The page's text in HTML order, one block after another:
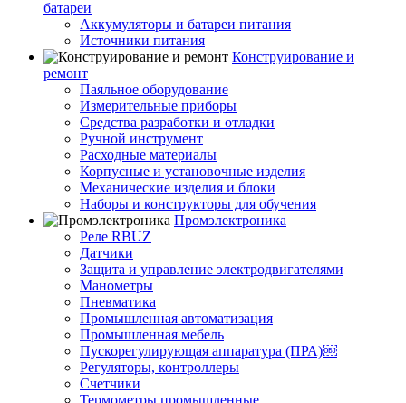
батареи
Аккумуляторы и батареи питания
Источники питания
Конструирование и
ремонт
Паяльное оборудование
Измерительные приборы
Средства разработки и отладки
Ручной инструмент
Расходные материалы
Корпусные и установочные изделия
Механические изделия и блоки
Наборы и конструкторы для обучения
Промэлектроника
Реле RBUZ
Датчики
Защита и управление электродвигателями
Манометры
Пневматика
Промышленная автоматизация
Промышленная мебель
Пускорегулирующая аппаратура (ПРА)￼
Регуляторы, контроллеры
Счетчики
Термометры промышленные